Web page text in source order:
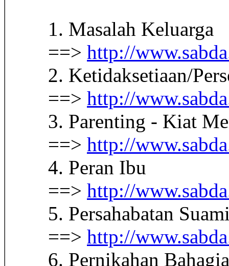
1. Masalah Keluarga
==> http://
2. Ketidaksetiaan/
==> http://
3. Parenting - Kiat
==> http://
4. Peran Ibu
==> http://
5. Persahabatan
==> http://
6. Pernikahan Bahagia